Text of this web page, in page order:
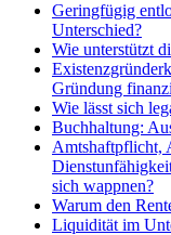
Geringfügig
Unterschied?
Wie unterstützt
Gründung
Wie lässt sich
Buchhaltung:
Amtshaftpflicht,
sich wappnen?
Warum den
Liquidität im